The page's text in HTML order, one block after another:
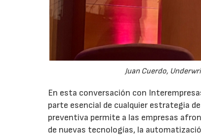
Juan Cuerdo,
En esta conversación con
parte esencial de cualquier estrategia
preventiva permite a las empresas
de nuevas tecnologías, la